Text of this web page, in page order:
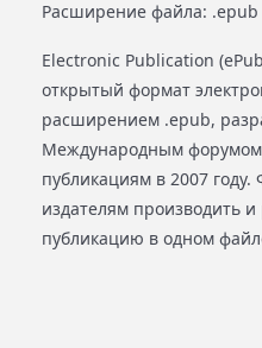
Расширение файла: .epub
Electronic Publication
открытый формат
расширением .epub,
Международным
публикациям в 2007 году.
издателям производить
публикацию в одном